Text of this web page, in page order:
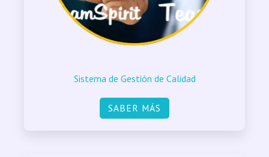
Sistema de Gestión de Calidad
SABER MÁS